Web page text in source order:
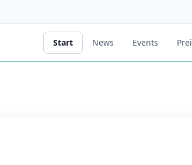
Start News Events